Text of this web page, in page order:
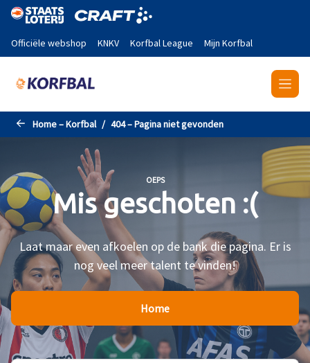
Naar de hoofdinhoud gaan
Officiële webshop KNKV Korfbal League Mijn Korfbal
Home – Korfbal 404 – Pagina niet gevonden
OEPS
Mis geschoten :(
Laat maar even afkoelen op de bank die pagina. Er is
nog veel meer talent te vinden!
Home